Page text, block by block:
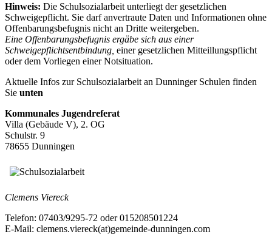
Hinweis: Die Schulsozialarbeit unterliegt der gesetzlichen
Schweigepflicht. Sie darf anvertraute Daten und Informationen ohne
Offenbarungsbefugnis nicht an Dritte weitergeben.
Eine Offenbarungsbefugnis ergäbe sich aus einer
Schweigepflichtsentbindung, einer gesetzlichen Mitteillungspflicht
oder dem Vorliegen einer Notsituation.
Aktuelle Infos zur Schulsozialarbeit an Dunninger Schulen finden
Sie unten
Kommunales Jugendreferat
Villa (Gebäude V), 2. OG
Schulstr. 9
78655 Dunningen
Clemens Viereck
Telefon: 07403/9295-72 oder 015208501224
E-Mail: clemens.viereck(at)gemeinde-dunningen.com